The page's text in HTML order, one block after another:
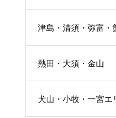
津島・清須・弥富・
熱田・大須・金山
犬山・小牧・一宮エ